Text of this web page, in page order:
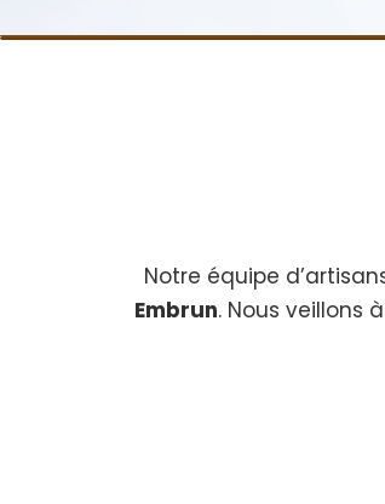
Notre équipe
Embrun. Nous veillons